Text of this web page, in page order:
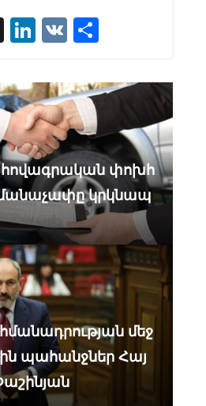
X Li
k
e
dI
n
V
ar
e
փոխհ
կրկնապ
մեջ
պահանջներ Հայ